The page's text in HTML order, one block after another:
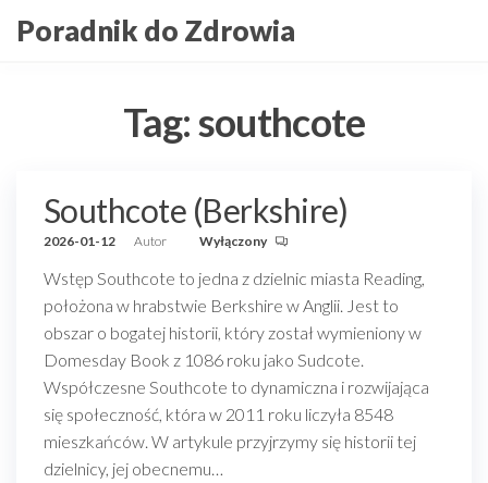
doPoradnik do Zdrowia
Tag:southcote
Southcote (Berkshire)
2026-01-12 Autor Wyłączony
Wstęp Southcote to jedna z dzielnic miasta Reading,
położona w hrabstwie Berkshire w Anglii. Jest to
obszar o bogatej historii, który został wymieniony w
Domesday Book z 1086 roku jako Sudcote.
Współczesne Southcote to dynamiczna i rozwijająca
się społeczność, która w 2011 roku liczyła 8548
mieszkańców. W artykule przyjrzymy się historii tej
dzielnicy, jej obecnemu…